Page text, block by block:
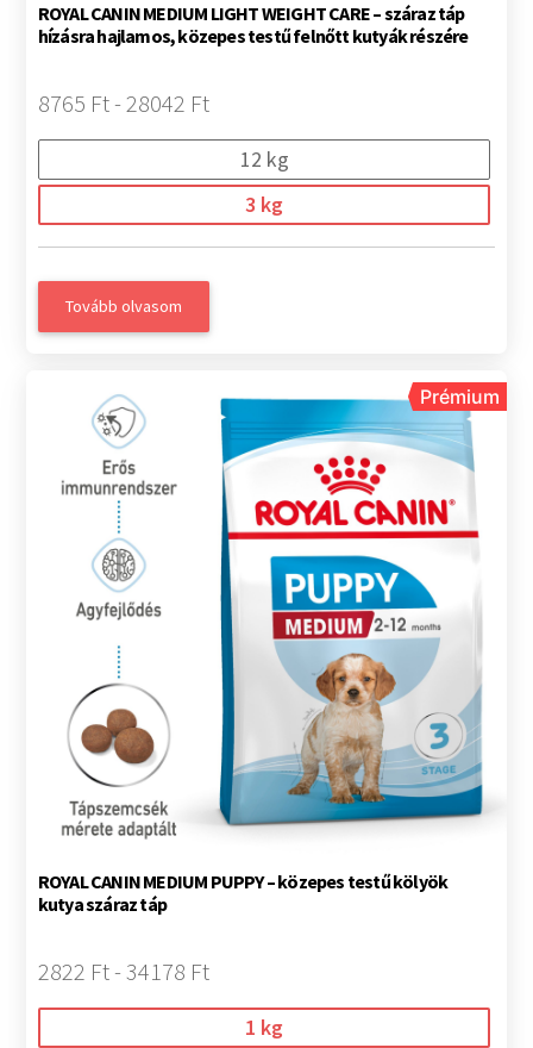
ROYAL CANIN MEDIUM LIGHT WEIGHT CARE – száraz táp
hízásra hajlamos, közepes testű felnőtt kutyák részére
8765 Ft - 28042 Ft
12 kg
3 kg
Tovább olvasom
Prémium
ROYAL CANIN MEDIUM PUPPY – közepes testű kölyök
kutya száraz táp
2822 Ft - 34178 Ft
1 kg